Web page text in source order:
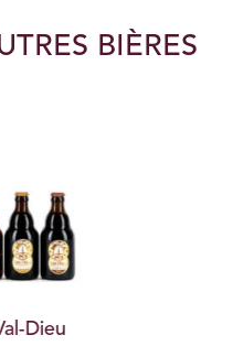
BIÈRES
Dieu